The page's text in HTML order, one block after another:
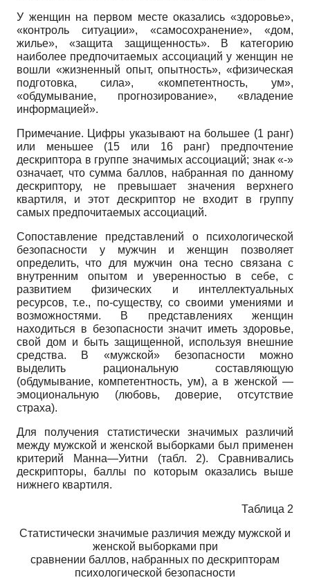
У женщин на первом месте оказались «здоровье»,
«контроль ситуации», «самосохранение», «дом,
жилье», «защита защищенность». В категорию
наиболее предпочитаемых ассоциаций у женщин не
вошли «жизненный опыт, опытность», «физическая
подготовка, сила», «компетентность, ум»,
«обдумывание, прогнозирование», «владение
информацией».
Примечание. Цифры указывают на большее (1 ранг)
или меньшее (15 или 16 ранг) предпочтение
дескриптора в группе значимых ассоциаций; знак «-»
означает, что сумма баллов, набранная по данному
дескриптору, не превышает значения верхнего
квартиля, и этот дескриптор не входит в группу
самых предпочитаемых ассоциаций.
Сопоставление представлений о психологической
безопасности у мужчин и женщин позволяет
определить, что для мужчин она тесно связана с
внутренним опытом и уверенностью в себе, с
развитием физических и интеллектуальных
ресурсов, т.е., по-существу, со своими умениями и
возможностями. В представлениях женщин
находиться в безопасности значит иметь здоровье,
свой дом и быть защищенной, используя внешние
средства. В «мужской» безопасности можно
выделить рациональную составляющую
(обдумывание, компетентность, ум), а в женской —
эмоциональную (любовь, доверие, отсутствие
страха).
Для получения статистически значимых различий
между мужской и женской выборками был применен
критерий Манна—Уитни (табл. 2). Сравнивались
дескрипторы, баллы по которым оказались выше
нижнего квартиля.
Таблица 2
Статистически значимые различия между мужской и
женской выборками при
сравнении баллов, набранных по дескрипторам
психологической безопасности